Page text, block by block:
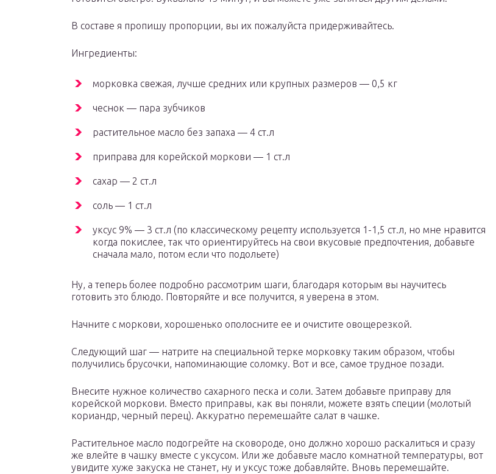
В составе я пропишу пропорции, вы их пожалуйста придерживайтесь.
Ингредиенты:
морковка свежая, лучше средних или крупных размеров — 0,5 кг
чеснок — пара зубчиков
растительное масло без запаха — 4 ст.л
приправа для корейской моркови — 1 ст.л
сахар — 2 ст.л
соль — 1 ст.л
уксус 9% — 3 ст.л (по классическому рецепту используется 1-1,5 ст.л, но мне нравится
когда покислее, так что ориентируйтесь на свои вкусовые предпочтения, добавьте
сначала мало, потом если что подольете)
Ну, а теперь более подробно рассмотрим шаги, благодаря которым вы научитесь
готовить это блюдо. Повторяйте и все получится, я уверена в этом.
Начните с моркови, хорошенько ополосните ее и очистите овощерезкой.
Следующий шаг — натрите на специальной терке морковку таким образом, чтобы
получились брусочки, напоминающие соломку. Вот и все, самое трудное позади.
Внесите нужное количество сахарного песка и соли. Затем добавьте приправу для
корейской моркови. Вместо приправы, как вы поняли, можете взять специи (молотый
кориандр, черный перец). Аккуратно перемешайте салат в чашке.
Растительное масло подогрейте на сковороде, оно должно хорошо раскалиться и сразу
же влейте в чашку вместе с уксусом. Или же добавьте масло комнатной температуры, вот
увидите хуже закуска не станет, ну и уксус тоже добавляйте. Вновь перемешайте.